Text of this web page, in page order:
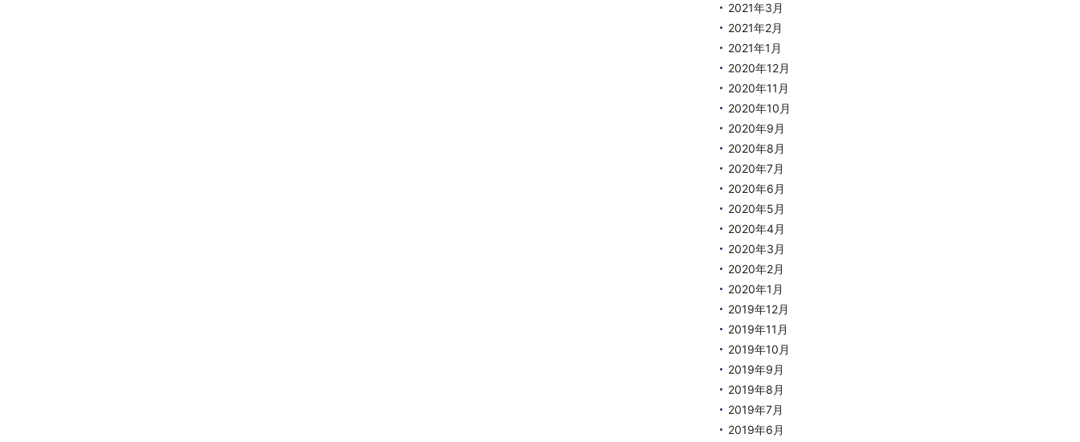
2021年3月
2021年2月
2021年1月
2020年12月
2020年11月
2020年10月
2020年9月
2020年8月
2020年7月
2020年6月
2020年5月
2020年4月
2020年3月
2020年2月
2020年1月
2019年12月
2019年11月
2019年10月
2019年9月
2019年8月
2019年7月
2019年6月